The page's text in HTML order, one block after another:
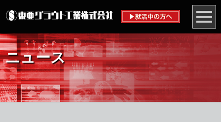
ニュース